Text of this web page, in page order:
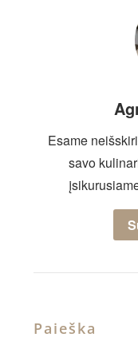
Esame
savo
Paieška